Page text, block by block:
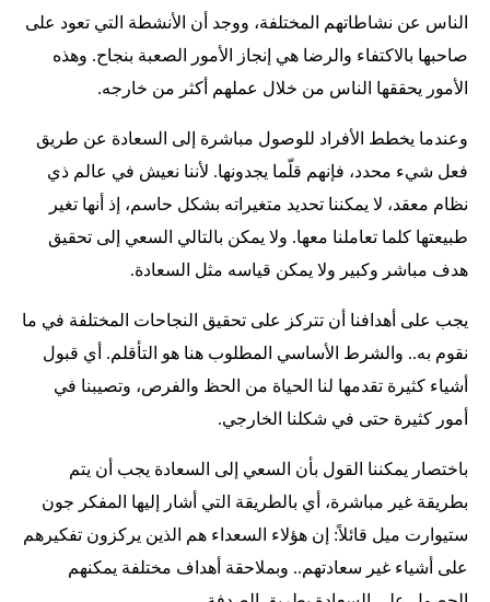
الناس عن نشاطاتهم المختلفة، ووجد أن الأنشطة التي تعود على
صاحبها بالاكتفاء والرضا هي إنجاز الأمور الصعبة بنجاح. وهذه
الأمور يحققها الناس من خلال عملهم أكثر من خارجه.
وعندما يخطط الأفراد للوصول مباشرة إلى السعادة عن طريق
فعل شيء محدد، فإنهم قلّما يجدونها. لأننا نعيش في عالم ذي
نظام معقد، لا يمكننا تحديد متغيراته بشكل حاسم، إذ أنها تغير
طبيعتها كلما تعاملنا معها. ولا يمكن بالتالي السعي إلى تحقيق
هدف مباشر وكبير ولا يمكن قياسه مثل السعادة.
يجب على أهدافنا أن تتركز على تحقيق النجاحات المختلفة في ما
نقوم به.. والشرط الأساسي المطلوب هنا هو التأقلم. أي قبول
أشياء كثيرة تقدمها لنا الحياة من الحظ والفرص، وتصيبنا في
أمور كثيرة حتى في شكلنا الخارجي.
باختصار يمكننا القول بأن السعي إلى السعادة يجب أن يتم
بطريقة غير مباشرة، أي بالطريقة التي أشار إليها المفكر جون
ستيوارت ميل قائلاً: إن هؤلاء السعداء هم الذين يركزون تفكيرهم
على أشياء غير سعادتهم.. وبملاحقة أهداف مختلفة يمكنهم